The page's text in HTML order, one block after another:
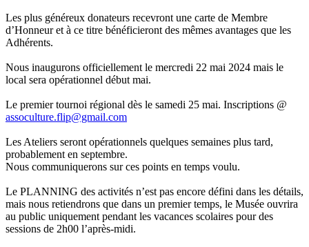
Les plus généreux donateurs recevront une carte de Membre
d’Honneur et à ce titre bénéficieront des mêmes avantages que les
Adhérents.
Nous inaugurons officiellement le mercredi 22 mai 2024 mais le
local sera opérationnel début mai.
Le premier tournoi régional dès le samedi 25 mai. Inscriptions @
assoculture.flip@gmail.com
Les Ateliers seront opérationnels quelques semaines plus tard,
probablement en septembre.
Nous communiquerons sur ces points en temps voulu.
Le PLANNING des activités n’est pas encore défini dans les détails,
mais nous retiendrons que dans un premier temps, le Musée ouvrira
au public uniquement pendant les vacances scolaires pour des
sessions de 2h00 l’après-midi.